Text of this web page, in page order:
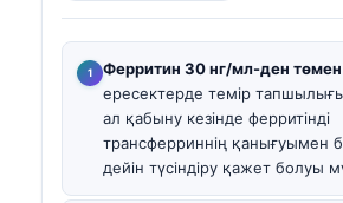
Ферритин 30 нг/мл-ден төмен
ересектерде темір
ал қабыну кезінде ферритінді
трансферриннің қанығуымен
дейін түсіндіру қажет болуы